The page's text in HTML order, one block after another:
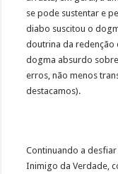
se pode sustentar e
diabo suscitou o
doutrina da redenção
dogma absurdo
erros, não menos
destacamos).
Continuando a
Inimigo da Verdade,